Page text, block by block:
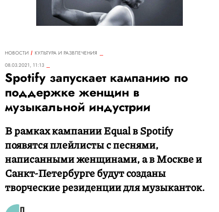
НОВОСТИ
КУЛЬТУРА И РАЗВЛЕЧЕНИЯ
08.03.2021, 11:13
Spotify запускает кампанию по
поддержке женщин в
музыкальной индустрии
В рамках кампании Equal в Spotify
появятся плейлисты с песнями,
написанными женщинами, а в Москве и
Санкт-Петербурге будут созданы
творческие резиденции для музыканток.